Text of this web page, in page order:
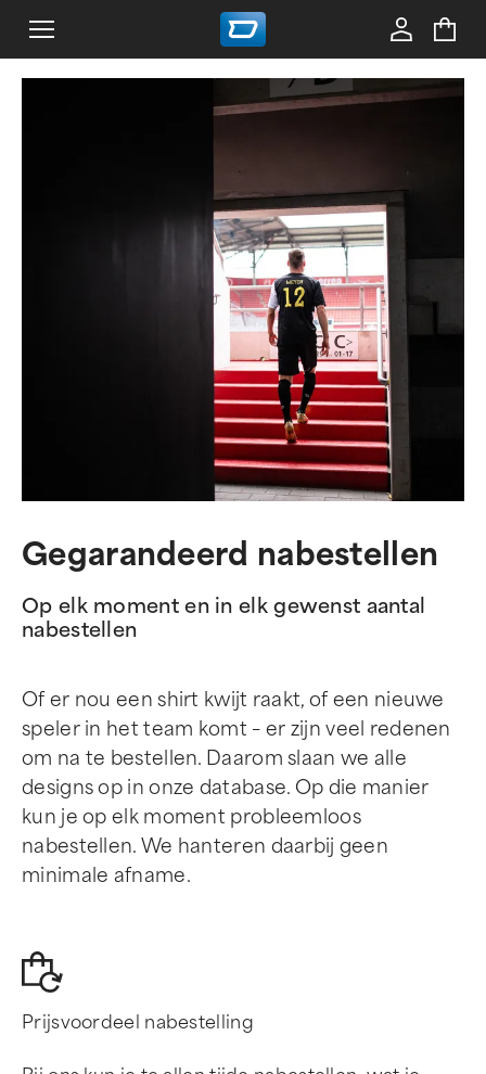
Gegarandeerd nabestellen
Op elk moment en in elk gewenst aantal
nabestellen
Of er nou een shirt kwijt raakt, of een nieuwe
speler in het team komt – er zijn veel redenen
om na te bestellen. Daarom slaan we alle
designs op in onze database. Op die manier
kun je op elk moment probleemloos
nabestellen. We hanteren daarbij geen
minimale afname.
Prijsvoordeel nabestelling